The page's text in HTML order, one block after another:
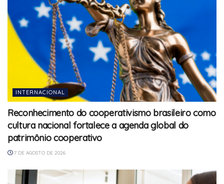
INTERNACIONAL
Reconhecimento do cooperativismo brasileiro como
cultura nacional fortalece a agenda global do
patrimônio cooperativo
7 DE AGOSTO DE 2026